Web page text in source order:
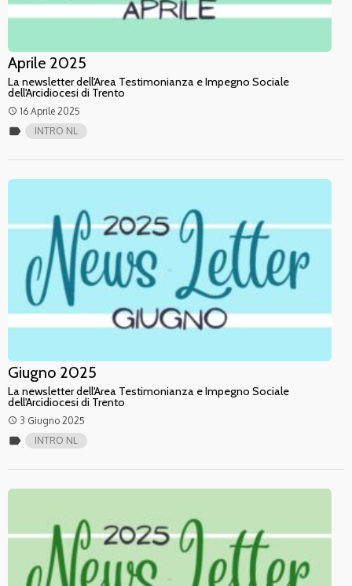
Aprile 2025
La newsletter dell'Area Testimonianza e Impegno Sociale
dell'Arcidiocesi di Trento
access_time 16 Aprile 2025
label INTRO NL
Giugno 2025
La newsletter dell'Area Testimonianza e Impegno Sociale
dell'Arcidiocesi di Trento
access_time 3 Giugno 2025
label INTRO NL